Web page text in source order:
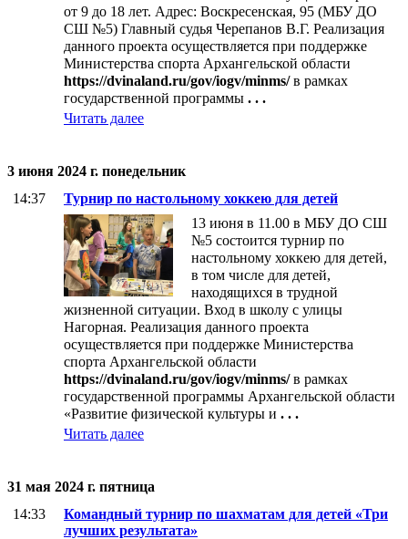
от 9 до 18 лет. Адрес: Воскресенская, 95 (МБУ ДО
СШ №5) Главный судья Черепанов В.Г. Реализация
данного проекта осуществляется при поддержке
Министерства спорта Архангельской области
https://dvinaland.ru/gov/iogv/minms/в рамках
государственной программы . . .
Читать далее
3 июня 2024 г. понедельник
14:37
Турнир по настольному хоккею для детей
13 июня в 11.00 в МБУ ДО СШ
№5 состоится турнир по
настольному хоккею для детей,
в том числе для детей,
находящихся в трудной
жизненной ситуации. Вход в школу с улицы
Нагорная.​​​​​​​ Реализация данного проекта
осуществляется при поддержке Министерства
спорта Архангельской области
https://dvinaland.ru/gov/iogv/minms/в рамках
государственной программы Архангельской области
«Развитие физической культуры и . . .
Читать далее
31 мая 2024 г. пятница
14:33
Командный турнир по шахматам для детей «Три
лучших результата»